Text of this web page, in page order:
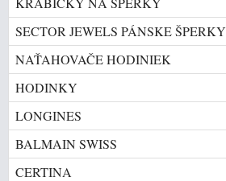
SECTOR JEWELS PÁNSKE ŠPERKY
NAŤAHOVAČE HODINIEK
HODINKY
LONGINES
BALMAIN SWISS
CERTINA